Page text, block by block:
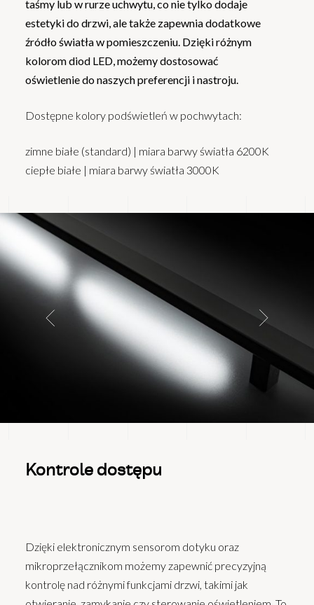
taśmy lub w rurze uchwytu, conie tylko dodaje
estetyki do drzwi, ale także zapewnia dodatkowe
źródło światła w pomieszczeniu. Dzięki różnym
kolorom diod LED, możemy dostosować
oświetlenie do naszych preferencji i nastroju.
Dostępne kolory podświetleń w pochwytach:
zimne białe (standard) | miara barwy światła 6200K
ciepłe białe | miara barwy światła 3000K
Kontrole dostępu
Dzięki elektronicznym sensorom dotyku oraz
mikroprzełącznikom możemy zapewnić precyzyjną
kontrolę nad różnymi funkcjami drzwi, takimi jak